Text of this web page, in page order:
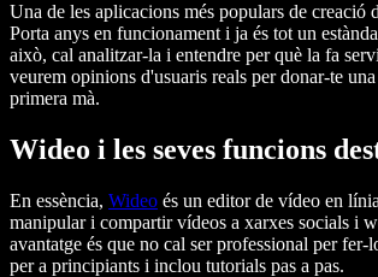
Una de les aplicacions més populars de creació
Porta anys en funcionament i ja és tot un
això, cal analitzar-la i entendre per què la fa
veurem opinions d'usuaris reals per donar-te
primera mà.
Wideo i les seves funcions
En essència, Wideo és un editor de vídeo en
manipular i compartir vídeos a xarxes socials i
avantatge és que no cal ser professional per fer-
per a principiants i inclou tutorials pas a pas.